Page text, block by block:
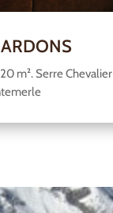
m². Serre Chevalier